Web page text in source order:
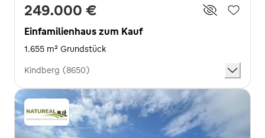
249.000 €
Einfamilienhaus zum Kauf
1.655 m² Grundstück
Kindberg (8650)